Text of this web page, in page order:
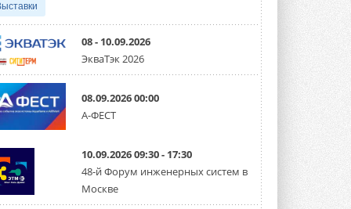
систему DVM на R32
Линейка включает семь типоразмеров
производительностью от 22,4 до 56 кВт.
Суммарная длина трубопроводов ...
3 АВГУСТА 2026
«СиСофт Девелопмент» подвел
итоги конкурса студенческих
стартует уже в сентябре 2026 года ...
3 АВГУСТА 2026
«Русклимат» укрепляет
08 - 10.09.2026
ЭкваТэк 2026
08.09.2026 00:00
А-ФЕСТ
10.09.2026 09:30 - 17:30
48-й Форум инженерных систем в
Москве